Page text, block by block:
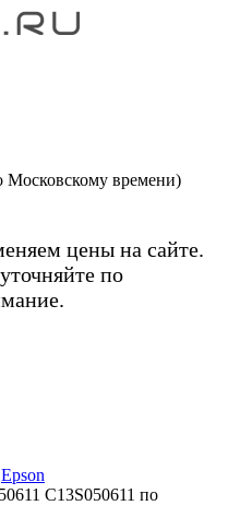
Московскому времени)
цены на сайте.
по
Epson
C13S050611 по